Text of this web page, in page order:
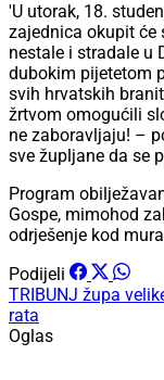
'U utorak, 18.
zajednica okupit će
nestale i stradale u
dubokim pijetetom
svih hrvatskih
žrtvom omogućili
ne zaboravljaju! –
sve župljane da se
Program
Gospe, mimohod
odrješenje kod
Podijeli
TRIBUNJ župa
rata
Oglas